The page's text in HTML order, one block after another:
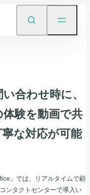
合わせ時に、
験を動画で共
な対応が可能
」では、リアルタイムで顧
ンタクトセンターで導入い